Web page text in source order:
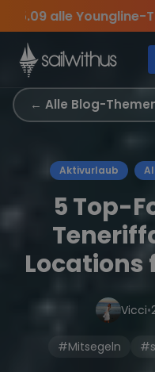
Skip to content
🔥Spätsommer
Sichere Dir jetzt
Verpass keine
des Jahres, sei
← Alle Blog-
Aktivurlaub
5 Top-
Locations
Vicci•
#Mitsegeln